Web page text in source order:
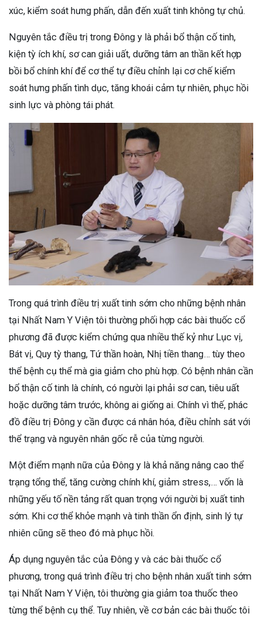
xúc, kiểm soát hưng phấn, dẫn đến xuất tinh không tự chủ.
Nguyên tắc điều trị trong Đông y là phải bổ thận cố tinh,
kiện tỳ ích khí, sơ can giải uất, dưỡng tâm an thần kết hợp
bồi bổ chính khí để cơ thể tự điều chỉnh lại cơ chế kiểm
soát hưng phấn tình dục, tăng khoái cảm tự nhiên, phục hồi
sinh lực và phòng tái phát.
Trong quá trình điều trị xuất tinh sớm cho những bệnh nhân
tại Nhất Nam Y Viện tôi thường phối hợp các bài thuốc cổ
phương đã được kiểm chứng qua nhiều thế kỷ như Lục vị,
Bát vị, Quy tỳ thang, Tứ thần hoàn, Nhị tiền thang… tùy theo
thể bệnh cụ thể mà gia giảm cho phù hợp. Có bệnh nhân cần
bổ thận cố tinh là chính, có người lại phải sơ can, tiêu uất
hoặc dưỡng tâm trước, không ai giống ai. Chính vì thế, phác
đồ điều trị Đông y cần được cá nhân hóa, điều chỉnh sát với
thể trạng và nguyên nhân gốc rễ của từng người.
Một điểm mạnh nữa của Đông y là khả năng nâng cao thể
trạng tổng thể, tăng cường chính khí, giảm stress,… vốn là
những yếu tố nền tảng rất quan trọng với người bị xuất tinh
sớm. Khi cơ thể khỏe mạnh và tinh thần ổn định, sinh lý tự
nhiên cũng sẽ theo đó mà phục hồi.
Áp dụng nguyên tắc của Đông y và các bài thuốc cổ
phương, trong quá trình điều trị cho bệnh nhân xuất tinh sớm
tại Nhất Nam Y Viện, tôi thường gia giảm toa thuốc theo
từng thể bệnh cụ thể. Tuy nhiên, về cơ bản các bài thuốc tôi